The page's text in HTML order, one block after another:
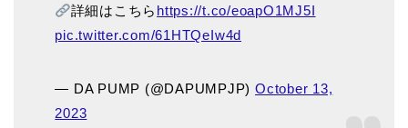
詳細はこちら https://t.co/eoapO1MJ5I
pic.twitter.com/61HTQeIw4d
— DA PUMP (@DAPUMPJP) October 13,
2023